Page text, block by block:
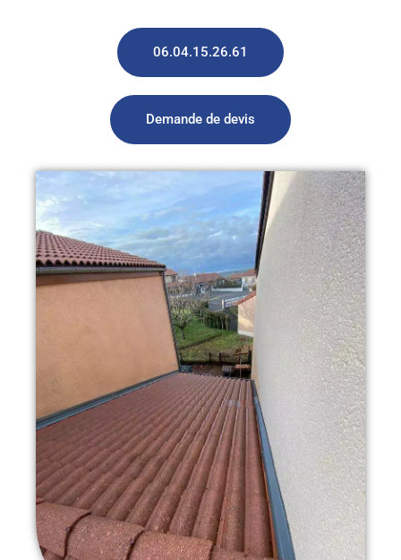
06.04.15.26.61
Demande de devis